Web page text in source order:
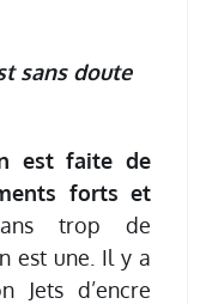
sans doute
est faite de
forts et
trop de
est une. Il y a
Jets d’encre